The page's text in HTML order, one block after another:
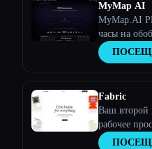
MyMap AI
MyMap.AI
часы на
в виде
контура с
Fabric
Ваш второй
рабочее
менеджер